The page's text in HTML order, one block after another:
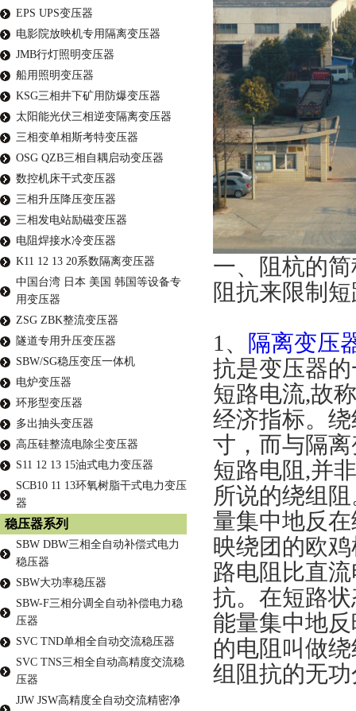
一、
阻杭的
阻抗来限制
1、
隔离变压
抗是变压器
短路电流,故称
经济指标。
寸，而与隔离
短路电阻 ,并
所说的绕组
量集中地反
映绕团的欧
路电阻比直
抗。在短路
能量集中地
的电阻叫做
组阻抗的无
EPS UPS变压器
电影院放映机专用隔离变压器
JMB行灯照明变压器
船用照明变压器
KSG三相井下矿用防爆变压器
太阳能光伏三相逆变隔离变压器
三相变单相斯考特变压器
OSG QZB三相自耦启动变压器
数控机床干式变压器
三相升压降压变压器
三相发电站励磁变压器
电阻焊接水冷变压器
K11 12 13 20系数隔离变压器
中国台湾 日本 美国 韩国等设备专
用变压器
ZSG ZBK整流变压器
隧道专用升压变压器
SBW/SG稳压变压一体机
电炉变压器
环形型变压器
多出抽头变压器
高压硅整流电除尘变压器
S11 12 13 15油式电力变压器
SCB10 11 13环氧树脂干式电力变压
器
稳压器系列
SBW DBW三相全自动补偿式电力
稳压器
SBW大功率稳压器
SBW-F三相分调全自动补偿电力稳
压器
SVC TND单相全自动交流稳压器
SVC TNS三相全自动高精度交流稳
压器
JJW JSW高精度全自动交流精密净